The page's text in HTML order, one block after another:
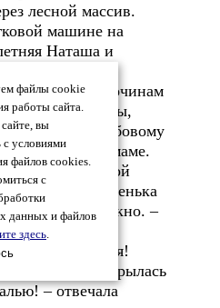
лесной массив.
машине на
Наташа и
росшие по обочинам
возгласы,
по лобовому
папе и маме.
классная у этой
кричала Наташенька
в боковое окно. –
холодная!
что укрылась
– отвечала
файлы cookie
работы сайта.
вы
с условиями
файлов cookies.
с
данных и файлов
здесь.